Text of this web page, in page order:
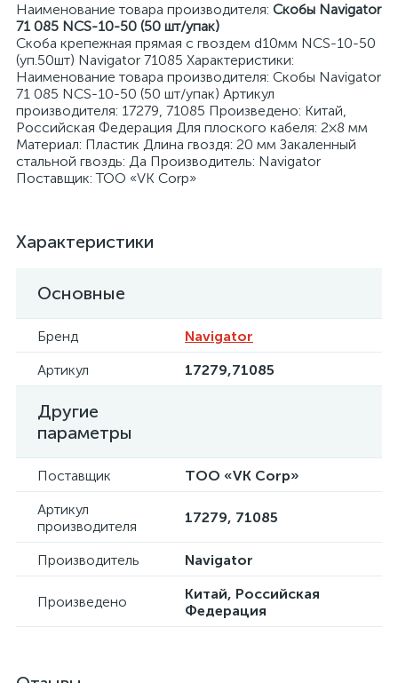
Наименование товара производителя: Скобы Navigator
71 085 NCS-10-50 (50 шт/упак)
Скоба крепежная прямая с гвоздем d10мм NCS-10-50
(уп.50шт) Navigator 71085 Характеристики:
Наименование товара производителя: Скобы Navigator
71 085 NCS-10-50 (50 шт/упак) Артикул
производителя: 17279, 71085 Произведено: Китай,
Российская Федерация Для плоского кабеля: 2×8 мм
Материал: Пластик Длина гвоздя: 20 мм Закаленный
стальной гвоздь: Да Производитель: Navigator
Поставщик: ТОО «VK Corp»
Характеристики
Основные
Бренд
Navigator
Артикул
17279,71085
Другие
параметры
Поставщик
ТОО «VK Corp»
Артикул
производителя
17279, 71085
Производитель Navigator
Произведено
Китай, Российская
Федерация